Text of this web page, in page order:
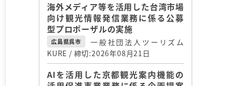
海外メディア等を活用した台湾市場
向け観光情報発信業務に係る公募
型プロポーザルの実施
広島県呉市
一般社団法人ツーリズム
KURE / 締切:2026年08月21日
AIを活用した京都観光案内機能の